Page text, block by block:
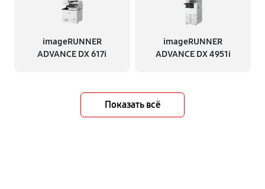
imageRUNNER
ADVANCE DX 617i
imageRUNNER
ADVANCE DX 4951i
Показать всё